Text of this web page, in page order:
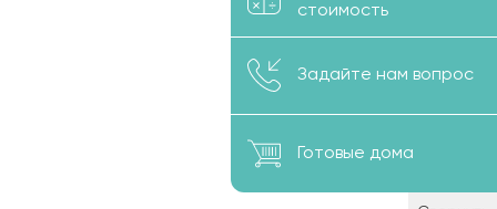
стоимость
Задайте нам вопрос
Готовые дома